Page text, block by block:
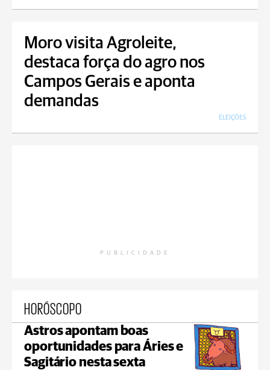
Moro visita Agroleite,
destaca força do agro nos
Campos Gerais e aponta
demandas
ELEIÇÕES
PUBLICIDADE
HORÓSCOPO
Astros apontam boas
oportunidades para Áries e
Sagitário nesta sexta